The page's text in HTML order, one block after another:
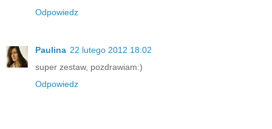
Odpowiedz
Paulina 22 lutego 2012 18:02
super zestaw, pozdrawiam:)
Odpowiedz